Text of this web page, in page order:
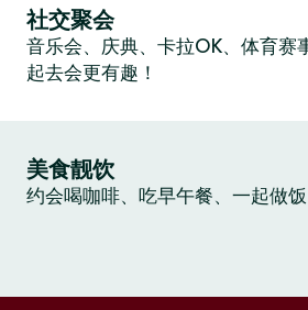
社交聚会
音乐会、庆典、卡拉OK、体育赛
起去会更有趣！
美食靓饮
约会喝咖啡、吃早午餐、一起做饭